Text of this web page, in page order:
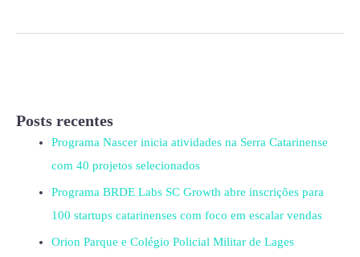
Posts recentes
Programa Nascer inicia atividades na Serra Catarinense
com 40 projetos selecionados
Programa BRDE Labs SC Growth abre inscrições para
100 startups catarinenses com foco em escalar vendas
Orion Parque e Colégio Policial Militar de Lages